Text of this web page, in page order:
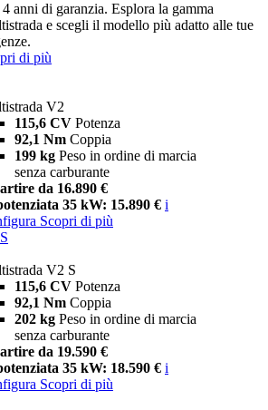
anni di garanzia. Esplora la gamma
e scegli il modello più adatto alle tue
di più
V2
115,6 CV Potenza
92,1 Nm Coppia
199 kg Peso in ordine di marcia
senza carburante
da 16.890 €
35 kW: 15.890 € i
Scopri di più
V2 S
115,6 CV Potenza
92,1 Nm Coppia
202 kg Peso in ordine di marcia
senza carburante
da 19.590 €
35 kW: 18.590 € i
Scopri di più